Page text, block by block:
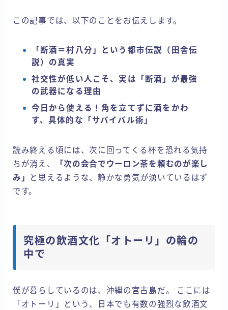
この記事では、以下のことをお伝えします。
「断酒＝村八分」という都市伝説（田舎伝
説）の真実
社交性が低い人こそ、実は「断酒」が最強
の武器になる理由
今日から使える！角を立てずに酒をかわ
す、具体的な「サバイバル術」
読み終える頃には、次に回ってくる杯を恐れる気持
ちが消え、
「次の会合でウーロン茶を頼むのが楽し
み」
と思えるような、静かな勇気が湧いているはず
です。
究極の飲酒文化「オトーリ」の輪の
中で
僕が暮らしているのは、沖縄の宮古島だ。 ここには
「オトーリ」という、日本でも有数の強烈な飲酒文